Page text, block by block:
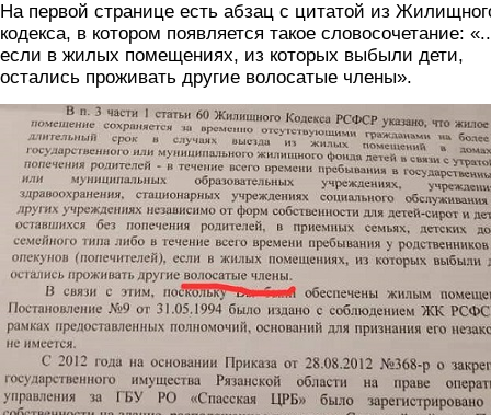
На первой странице есть абзац с цитатой из
кодекса, в котором появляется такое словосочетание:
если в жилых помещениях, из которых выбыли дети,
остались проживать другие волосатые члены».
dokument.jpg